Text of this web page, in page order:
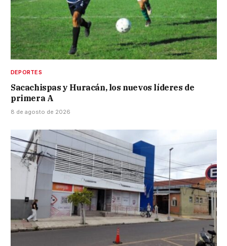
DEPORTES
Sacachispas y Huracán, los nuevos líderes de
primera A
8 de agosto de 2026